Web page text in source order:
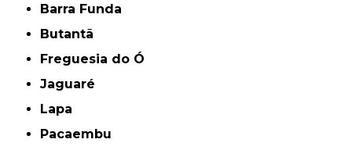
Barra Funda
Butantã
Freguesia do Ó
Jaguaré
Lapa
Pacaembu